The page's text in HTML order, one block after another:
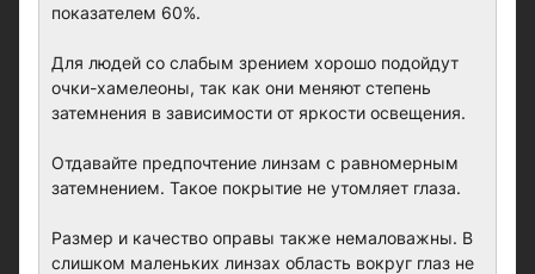
показателем 60%.
Для людей со слабым зрением хорошо подойдут
очки-хамелеоны, так как они меняют степень
затемнения в зависимости от яркости освещения.
Отдавайте предпочтение линзам с равномерным
затемнением. Такое покрытие не утомляет глаза.
Размер и качество оправы также немаловажны. В
слишком маленьких линзах область вокруг глаз не